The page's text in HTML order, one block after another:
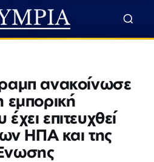
ανακοίνωσε
εμπορική
επιτευχθεί
ΗΠΑ και της